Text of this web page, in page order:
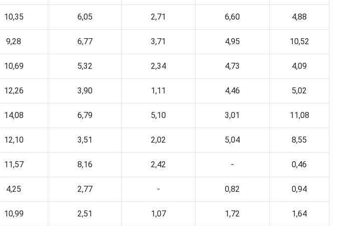
10,35 6,05 2,71 6,60 4,88
9,28 6,77 3,71 4,95 10,52
10,69 5,32 2,34 4,73 4,09
12,26 3,90 1,11 4,46 5,02
14,08 6,79 5,10 3,01 11,08
12,10 3,51 2,02 5,04 8,55
11,57 8,16 2,42 - 0,46
4,25 2,77 - 0,82 0,94
10,99 2,51 1,07 1,72 1,64